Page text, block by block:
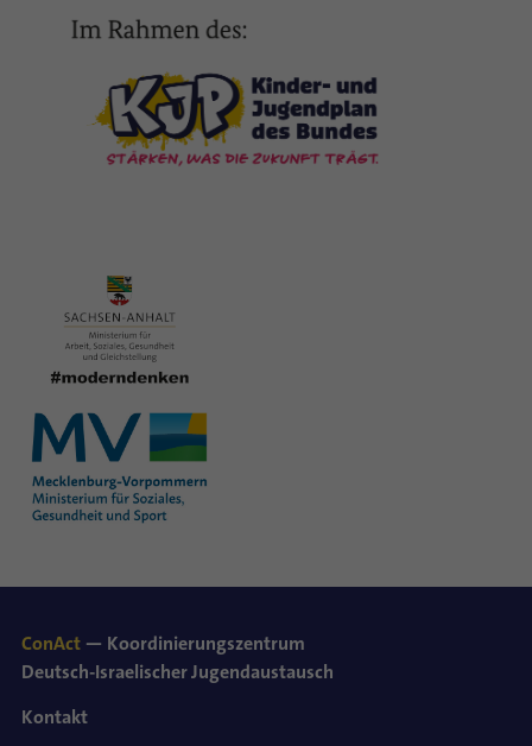
ConAct — Koordinierungszentrum
Deutsch-Israelischer Jugendaustausch
Kontakt